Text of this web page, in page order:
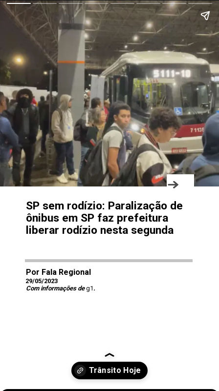
Por Fala Regional
29/05/2023
SP sem rodízio: Paralização de
ônibus em SP faz prefeitura
liberar rodízio nesta segunda
Com informações deg1 .